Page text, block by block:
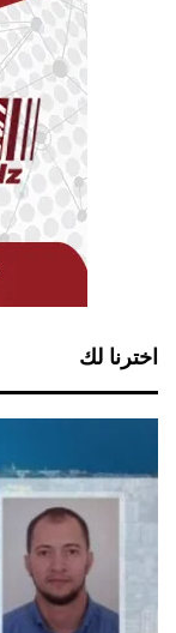
اخترنا لك